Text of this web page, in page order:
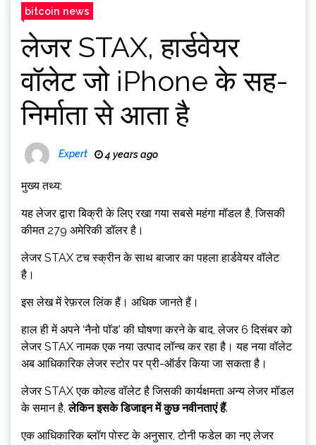
bitcoin news
लेजर STAX, हार्डवेयर
वॉलेट जो iPhone के सह-
निर्माता से आता है
Expert 4 years ago
मुख्य तथ्य:
यह लेजर द्वारा बिक्री के लिए रखा गया सबसे महंगा मॉडल है, जिसकी
कीमत 279 अमेरिकी डॉलर है।
लेजर STAX टच स्क्रीन के साथ बाजार का पहला हार्डवेयर वॉलेट
है।
इस लेख में रेफ़रल लिंक हैं। अधिक जानते हैं।
हाल ही में अपने ‘नैनो पॉड’ की घोषणा करने के बाद, लेजर 6 दिसंबर को
लेजर STAX नामक एक नया उत्पाद लॉन्च कर रहा है। यह नया वॉलेट
अब आधिकारिक लेजर स्टोर पर प्री-ऑर्डर किया जा सकता है।
लेजर STAX एक कोल्ड वॉलेट है जिसकी कार्यक्षमता अन्य लेजर मॉडल
के समान है,लेकिन इसके डिजाइन में कुछ नवीनताएं हैं.
एक आधिकारिक ब्लॉग पोस्ट के अनुसार, टोनी फडेल का नए लेजर